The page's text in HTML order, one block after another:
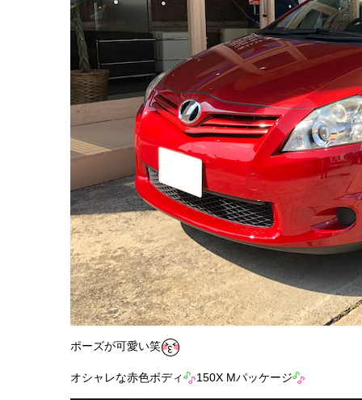
ポーズが可愛い笑
オシャレな赤色ボディ 150X Mパッケージ